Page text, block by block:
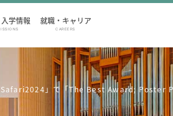
学情報 就職・キャリア
CAREERS
Safari2024」で「The Best Award;